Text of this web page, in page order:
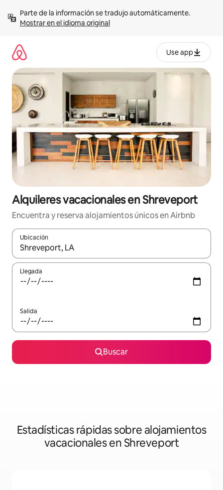
contenidoMostrar en el idioma original
Use app
Alquileres vacacionales en Shreveport
Encuentra y reserva alojamientos únicos en Airbnb
Ubicación
Cuando los resultados estén disponibles, navega con las
Llegada
Salida
Buscar
Estadísticas rápidas sobre alojamientos
vacacionales en Shreveport